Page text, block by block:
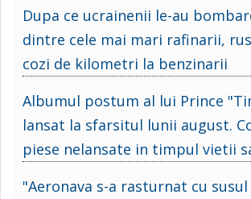
Dupa ce ucrainenii le-au
dintre cele mai mari rafinarii,
cozi de kilometri la benzinarii
Albumul postum al lui Prince
lansat la sfarsitul lunii august.
piese nelansate in timpul vietii
"Aeronava s-a rasturnat cu